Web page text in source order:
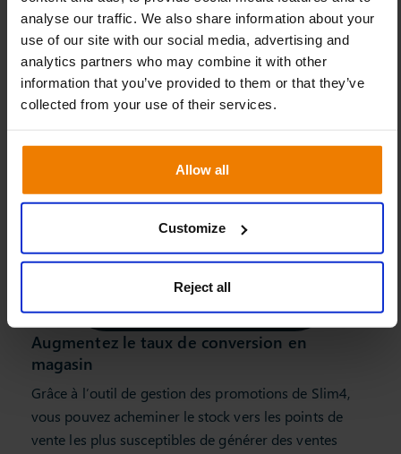
analyse our traffic. We also share information about your
use of our site with our social media, advertising and
analytics partners who may combine it with other
information that you’ve provided to them or that they’ve
collected from your use of their services.
Allow all
Customize
Reject all
Augmentez le taux de conversion en
magasin
Grâce à l’outil de gestion des promotions de Slim4,
vous pouvez acheminer le stock vers les points de
vente les plus susceptibles de générer des ventes